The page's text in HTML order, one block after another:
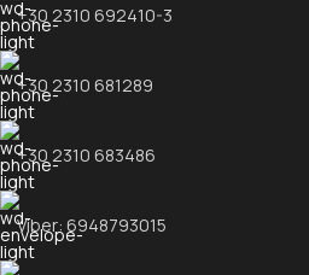
+30 2310 692410-3
+30 2310 681289
+30 2310 683486
Viber: 6948793015